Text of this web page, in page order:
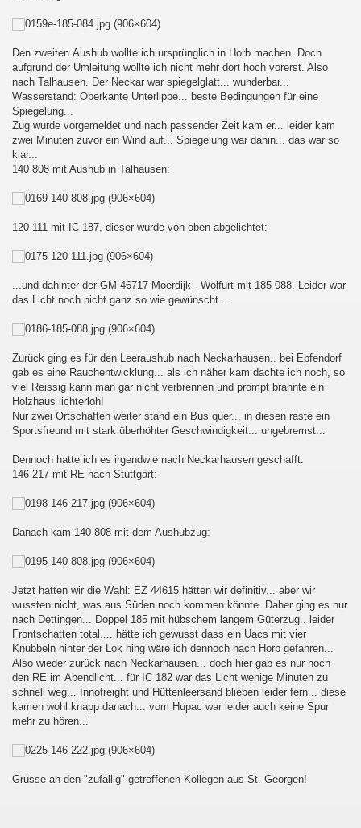
Den zweiten Aushub wollte ich ursprünglich in Horb machen. Doch
aufgrund der Umleitung wollte ich nicht mehr dort hoch vorerst. Also
nach Talhausen. Der Neckar war spiegelglatt... wunderbar...
Wasserstand: Oberkante Unterlippe... beste Bedingungen für eine
Spiegelung...
Zug wurde vorgemeldet und nach passender Zeit kam er... leider kam
zwei Minuten zuvor ein Wind auf... Spiegelung war dahin... das war so
klar...
140 808 mit Aushub in Talhausen:
120 111 mit IC 187, dieser wurde von oben abgelichtet:
...und dahinter der GM 46717 Moerdijk - Wolfurt mit 185 088. Leider war
das Licht noch nicht ganz so wie gewünscht...
Zurück ging es für den Leeraushub nach Neckarhausen.. bei Epfendorf
gab es eine Rauchentwicklung... als ich näher kam dachte ich noch, so
viel Reissig kann man gar nicht verbrennen und prompt brannte ein
Holzhaus lichterloh!
Nur zwei Ortschaften weiter stand ein Bus quer... in diesen raste ein
Sportsfreund mit stark überhöhter Geschwindigkeit... ungebremst...
Dennoch hatte ich es irgendwie nach Neckarhausen geschafft:
146 217 mit RE nach Stuttgart:
Danach kam 140 808 mit dem Aushubzug:
Jetzt hatten wir die Wahl: EZ 44615 hätten wir definitiv... aber wir
wussten nicht, was aus Süden noch kommen könnte. Daher ging es nur
nach Dettingen... Doppel 185 mit hübschem langem Güterzug.. leider
Frontschatten total.... hätte ich gewusst dass ein Uacs mit vier
Knubbeln hinter der Lok hing wäre ich dennoch nach Horb gefahren...
Also wieder zurück nach Neckarhausen... doch hier gab es nur noch
den RE im Abendlicht... für IC 182 war das Licht wenige Minuten zu
schnell weg... Innofreight und Hüttenleersand blieben leider fern... diese
kamen wohl knapp danach... vom Hupac war leider auch keine Spur
mehr zu hören...
Grüsse an den "zufällig" getroffenen Kollegen aus St. Georgen!